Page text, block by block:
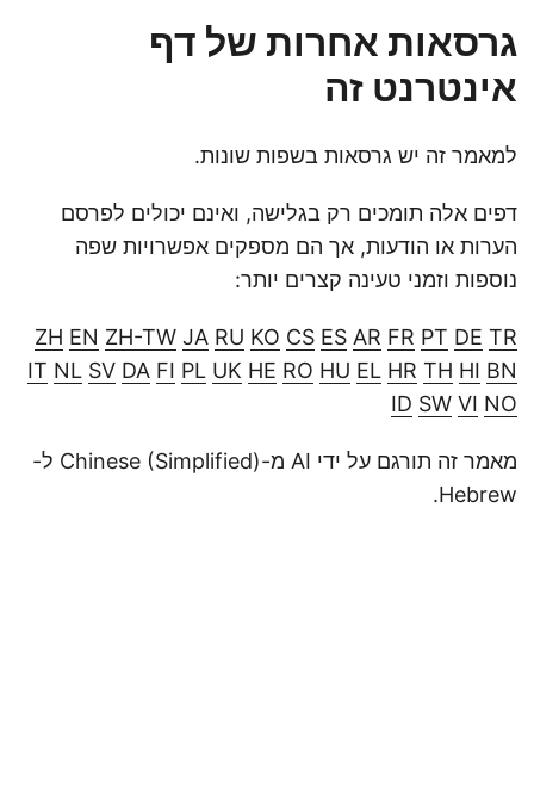
גרסאות אחרות של דף
אינטרנט זה
למאמר זה יש גרסאות בשפות שונות.
דפים אלה תומכים רק בגלישה, ואינם יכולים לפרסם
הערות או הודעות, אך הם מספקים אפשרויות שפה
נוספות וזמני טעינה קצרים יותר:
ZH EN ZH-TW JA RU KO CS ES AR FR PT DE TR
IT NL SV DA FI PL UK HE RO HU EL HR TH HI BN
ID SW VI NO
מאמר זה תורגם על ידי AI מ-Chinese (Simplified) ל-
Hebrew.